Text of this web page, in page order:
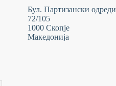
Бул. Партизански одреди
72/105
1000 Скопје
Македонија